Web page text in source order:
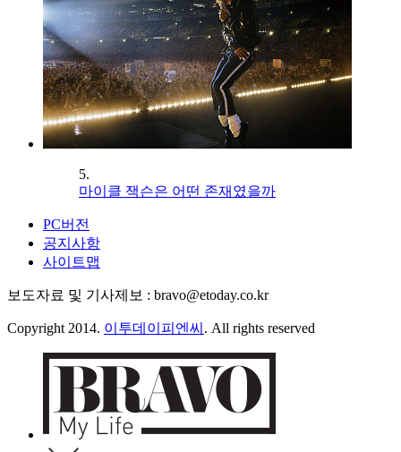
5.
마이클 잭슨은 어떤 존재였을까
PC버전
공지사항
사이트맵
보도자료 및 기사제보 : bravo@etoday.co.kr
Copyright 2014. 이투데이피엔씨 . All rights reserved